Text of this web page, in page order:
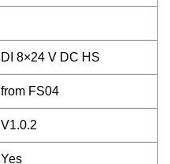
DI 8×24 V DC HS
from FS04
V1.0.2
Yes